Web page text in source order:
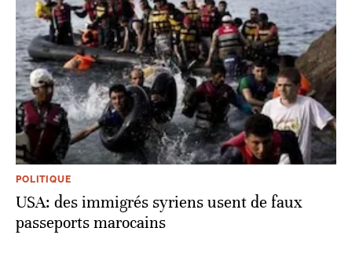
POLITIQUE
USA: des immigrés syriens usent de faux
passeports marocains